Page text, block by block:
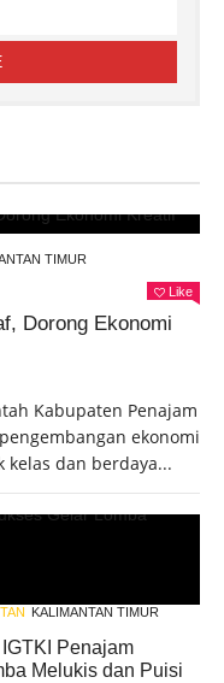
TIMUR
Like
Dorong Ekonomi
Kabupaten Penajam
ekonomi
kelas dan berdaya...
KALIMANTAN TIMUR
Penajam
Melukis dan Puisi